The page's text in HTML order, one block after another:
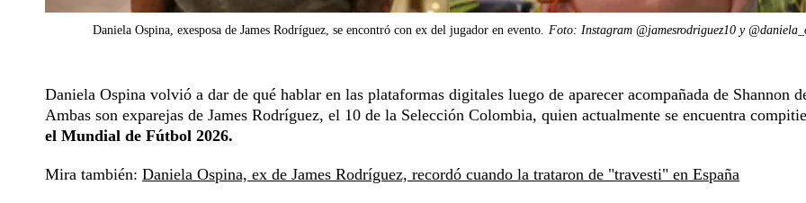
Daniela Ospina, exesposa de James Rodríguez, se encontró con ex del jugador en evento. Foto: Instagram @jamesrodriguez10 y
Daniela Ospina volvió a dar de qué hablar en las plataformas digitales luego de aparecer acompañada de Shannon
Ambas son exparejas de James Rodríguez, el 10 de la Selección Colombia, quien actualmente se encuentra
el Mundial de Fútbol 2026.
Mira también: Daniela Ospina, ex de James Rodríguez, recordó cuando la trataron de "travesti" en España